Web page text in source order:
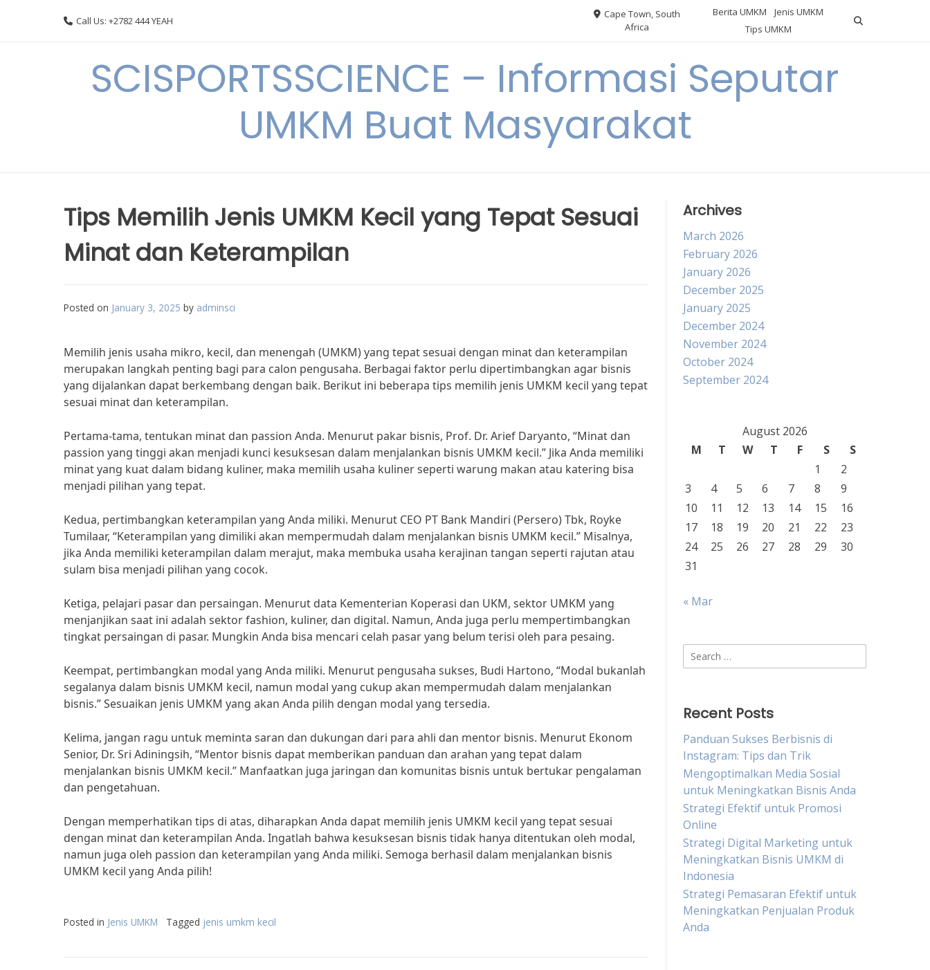
Call Us: +2782 444 YEAH
Cape Town, South
Africa
Berita UMKM
Jenis UMKM
Tips UMKM
SCISPORTSSCIENCE – Informasi Seputar
UMKM Buat Masyarakat
Tips Memilih Jenis UMKM Kecil yang Tepat Sesuai
Minat dan Keterampilan
Posted on January 3, 2025 by adminsci
Memilih jenis usaha mikro, kecil, dan menengah (UMKM) yang tepat sesuai dengan minat dan keterampilan
merupakan langkah penting bagi para calon pengusaha. Berbagai faktor perlu dipertimbangkan agar bisnis
yang dijalankan dapat berkembang dengan baik. Berikut ini beberapa tips memilih jenis UMKM kecil yang tepat
sesuai minat dan keterampilan.
Pertama-tama, tentukan minat dan passion Anda. Menurut pakar bisnis, Prof. Dr. Arief Daryanto, “Minat dan
passion yang tinggi akan menjadi kunci kesuksesan dalam menjalankan bisnis UMKM kecil.” Jika Anda memiliki
minat yang kuat dalam bidang kuliner, maka memilih usaha kuliner seperti warung makan atau katering bisa
menjadi pilihan yang tepat.
Kedua, pertimbangkan keterampilan yang Anda miliki. Menurut CEO PT Bank Mandiri (Persero) Tbk, Royke
Tumilaar, “Keterampilan yang dimiliki akan mempermudah dalam menjalankan bisnis UMKM kecil.” Misalnya,
jika Anda memiliki keterampilan dalam merajut, maka membuka usaha kerajinan tangan seperti rajutan atau
sulam bisa menjadi pilihan yang cocok.
Ketiga, pelajari pasar dan persaingan. Menurut data Kementerian Koperasi dan UKM, sektor UMKM yang
menjanjikan saat ini adalah sektor fashion, kuliner, dan digital. Namun, Anda juga perlu mempertimbangkan
tingkat persaingan di pasar. Mungkin Anda bisa mencari celah pasar yang belum terisi oleh para pesaing.
Keempat, pertimbangkan modal yang Anda miliki. Menurut pengusaha sukses, Budi Hartono, “Modal bukanlah
segalanya dalam bisnis UMKM kecil, namun modal yang cukup akan mempermudah dalam menjalankan
bisnis.” Sesuaikan jenis UMKM yang akan Anda pilih dengan modal yang tersedia.
Kelima, jangan ragu untuk meminta saran dan dukungan dari para ahli dan mentor bisnis. Menurut Ekonom
Senior, Dr. Sri Adiningsih, “Mentor bisnis dapat memberikan panduan dan arahan yang tepat dalam
menjalankan bisnis UMKM kecil.” Manfaatkan juga jaringan dan komunitas bisnis untuk bertukar pengalaman
dan pengetahuan.
Dengan memperhatikan tips di atas, diharapkan Anda dapat memilih jenis UMKM kecil yang tepat sesuai
dengan minat dan keterampilan Anda. Ingatlah bahwa kesuksesan bisnis tidak hanya ditentukan oleh modal,
namun juga oleh passion dan keterampilan yang Anda miliki. Semoga berhasil dalam menjalankan bisnis
UMKM kecil yang Anda pilih!
Posted in Jenis UMKM Tagged jenis umkm kecil
Archives
March 2026
February 2026
January 2026
December 2025
January 2025
December 2024
November 2024
October 2024
September 2024
August 2026
M
T W T F S
S
1
2
3
4 5 6 7 8
9
10
11 12 13 14 15
16
17
18 19 20 21 22
23
24
25 26 27 28 29
30
31
« Mar
Search
for:
Recent Posts
Panduan Sukses Berbisnis di
Instagram: Tips dan Trik
Mengoptimalkan Media Sosial
untuk Meningkatkan Bisnis Anda
Strategi Efektif untuk Promosi
Online
Strategi Digital Marketing untuk
Meningkatkan Bisnis UMKM di
Indonesia
Strategi Pemasaran Efektif untuk
Meningkatkan Penjualan Produk
Anda